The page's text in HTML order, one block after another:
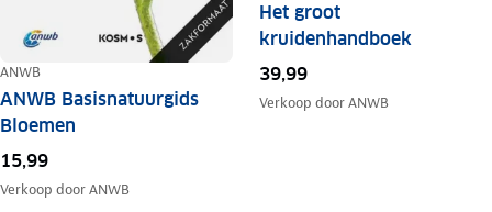
ANWB
ANWB Basisnatuurgids
Bloemen
15,99
Verkoop doorANWB
Het groot
kruidenhandboek
39,99
Verkoop doorANWB